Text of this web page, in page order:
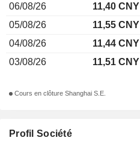
Profil Société
06/08/26
11,40 CNY
05/08/26
11,55 CNY
04/08/26
11,44 CNY
03/08/26
11,51 CNY
Cours en clôture Shanghai S.E.